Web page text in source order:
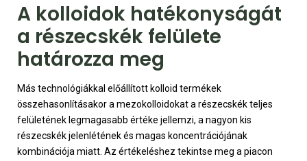
A kolloidok hatékonyságát
a részecskék felülete
határozza meg
Más technológiákkal előállított kolloid termékek
összehasonlításakor a mezokolloidokat a részecskék teljes
felületének legmagasabb értéke jellemzi, a nagyon kis
részecskék jelenlétének és magas koncentrációjának
kombinációja miatt. Az értékeléshez tekintse meg a piacon